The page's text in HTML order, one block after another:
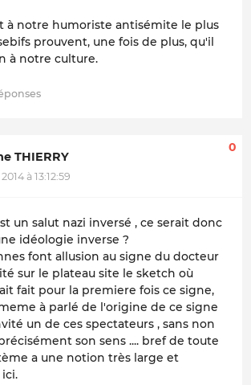
à notre humoriste antisémite le plus
prouvent, une fois de plus, qu'il
à notre culture.
THIERRY
à 13:12:59
0
un salut nazi inversé , ce serait donc
idéologie inverse ?
font allusion au signe du docteur
sur le plateau site le sketch où
fait pour la premiere fois ce signe,
à parlé de l'origine de ce signe
un de ces spectateurs , sans non
son sens .... bref de toute
a une notion très large et